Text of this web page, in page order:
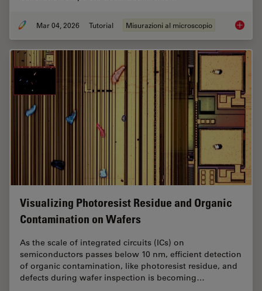
Mar 04, 2026 Tutorial Misurazioni al microscopio
Visualizing Photoresist Residue and Organic
Contamination on Wafers
As the scale of integrated circuits (ICs) on
semiconductors passes below 10 nm, efficient detection
of organic contamination, like photoresist residue, and
defects during wafer inspection is becoming…